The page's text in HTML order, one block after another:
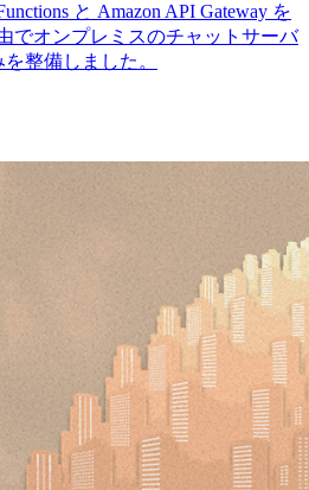
と Amazon API Gateway を
でオンプレミスのチャットサーバ
整備しました。